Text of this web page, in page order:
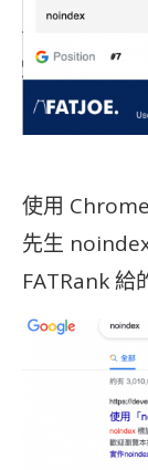
使用
先生
FATRank 給